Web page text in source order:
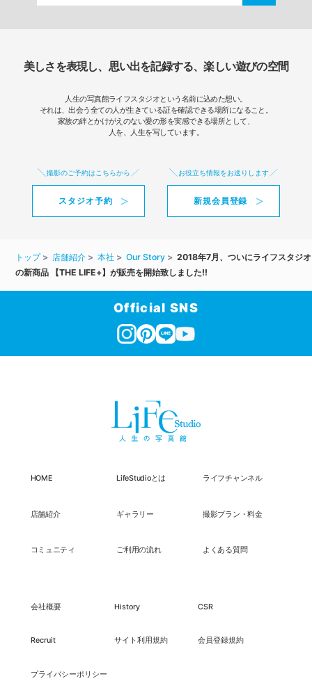
美しさを表現し、思い出を記録する、楽しい遊びの空間
人生の写真館ライフスタジオという名前に込めた想い。
それは、出会う全ての人が生きている証を確認できる場所になること。
家族の絆とかけがえのない愛の形を実感できる場所として、
人を、人生を写しています。
撮影のご予約はこちらから
スタジオ予約
お役立ち情報をお送りします
新規会員登録
トップ 店舗紹介 本社 Our Story
2018年7月、ついにライフスタジオ
の新商品 【THE LIFE+】が販売を開始致しました!!
Official SNS
HOME LifeStudioとは ライフチャンネル
店舗紹介 ギャラリー 撮影プラン・料金
コミュニティ ご利用の流れ よくある質問
会社概要 History CSR
Recruit サイト利用規約 会員登録規約
プライバシーポリシー